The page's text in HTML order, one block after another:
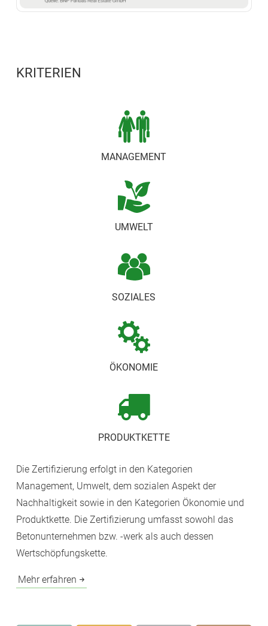
KRITERIEN
MANAGEMENT
UMWELT
SOZIALES
ÖKONOMIE
PRODUKTKETTE
Die Zertifizierung erfolgt in den Kategorien
Management, Umwelt, dem sozialen Aspekt der
Nachhaltigkeit sowie in den Kategorien Ökonomie und
Produktkette. Die Zertifizierung umfasst sowohl das
Betonunternehmen bzw. -werk als auch dessen
Wertschöpfungskette.
Mehr erfahren